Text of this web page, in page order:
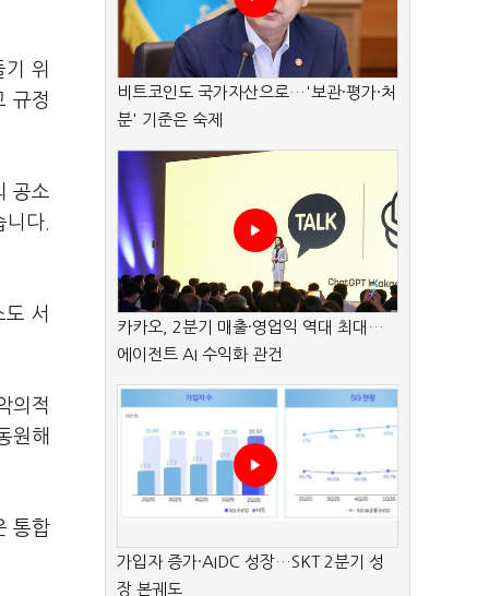
위
규정
공소
다.
서
의적
원해
통합
비트코인도 국가자산으로…'보관·평가·처
분' 기준은 숙제
카카오, 2분기 매출·영업익 역대 최대…
에이전트 AI 수익화 관건
가입자 증가·AIDC 성장…SKT 2분기 성
장 본궤도